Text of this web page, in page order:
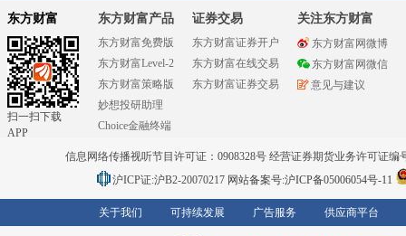
东方财富
扫一扫下载
APP
东方财富产品
东方财富免费版
东方财富Level-2
东方财富策略版
妙想投研助理
Choice金融终端
证券交易
东方财富证券开户
东方财富在线交易
东方财富证券交易
关注东方财富
东方财富网微博
东方财富网微信
意见与建议
信息网络传播视听节目许可证：0908328号 经营证券期货业务许可证编
沪ICP证:沪B2-20070217 网站备案号:沪ICP备05006054号-11
关于我们 可持续发展 广告服务 供应商平台